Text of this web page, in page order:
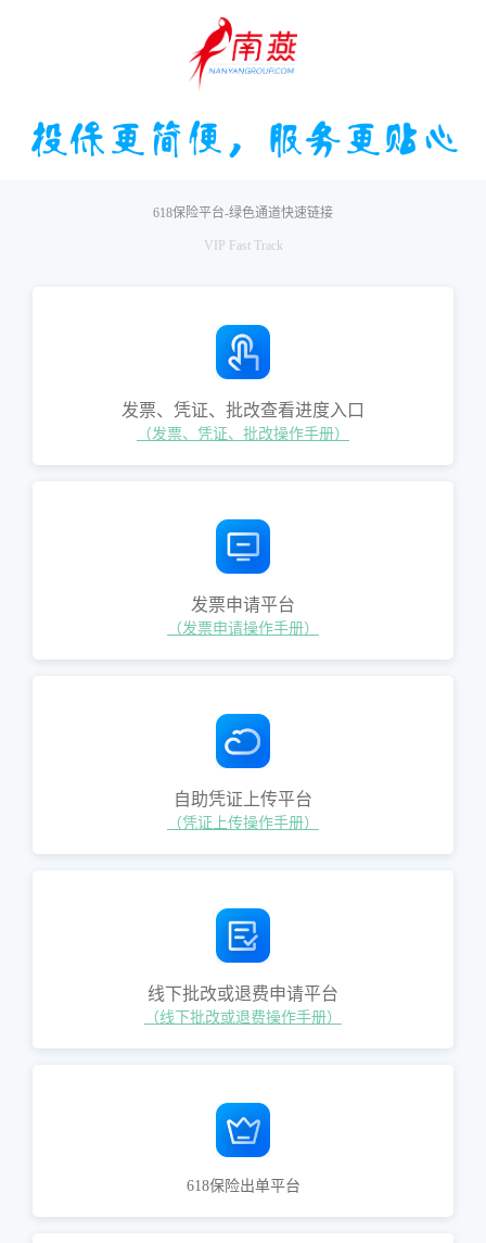
618保险平台-绿色通道快速链接
VIP Fast Track
发票、凭证、批改查看进度入口
（发票、凭证、批改操作手册）
发票申请平台
（发票申请操作手册）
自助凭证上传平台
（凭证上传操作手册）
线下批改或退费申请平台
（线下批改或退费操作手册）
618保险出单平台